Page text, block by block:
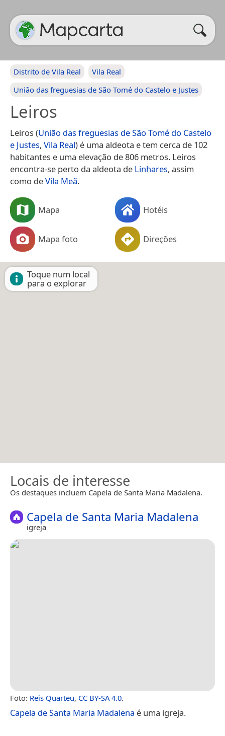
Distrito de Vila Real
Vila Real
União das freguesias de São Tomé do Castelo e Justes
Leiros
Leiros (União das freguesias de São Tomé do Castelo
e Justes, Vila Real) é uma aldeota e tem cerca de 102
habitantes e uma elevação de 806 metros. Leiros
encontra-se perto da aldeota de Linhares, assim
como deVila Meã.
Mapa Hotéis
Mapa foto Direções
Toque num local
para o explorar
Locais de interesse
Os destaques incluem Capela de Santa Maria Madalena.
Capela de Santa Maria Madalena
igreja
Foto: Reis Quarteu, CC BY-SA 4.0.
Capela de Santa Maria Madalena é uma igreja.